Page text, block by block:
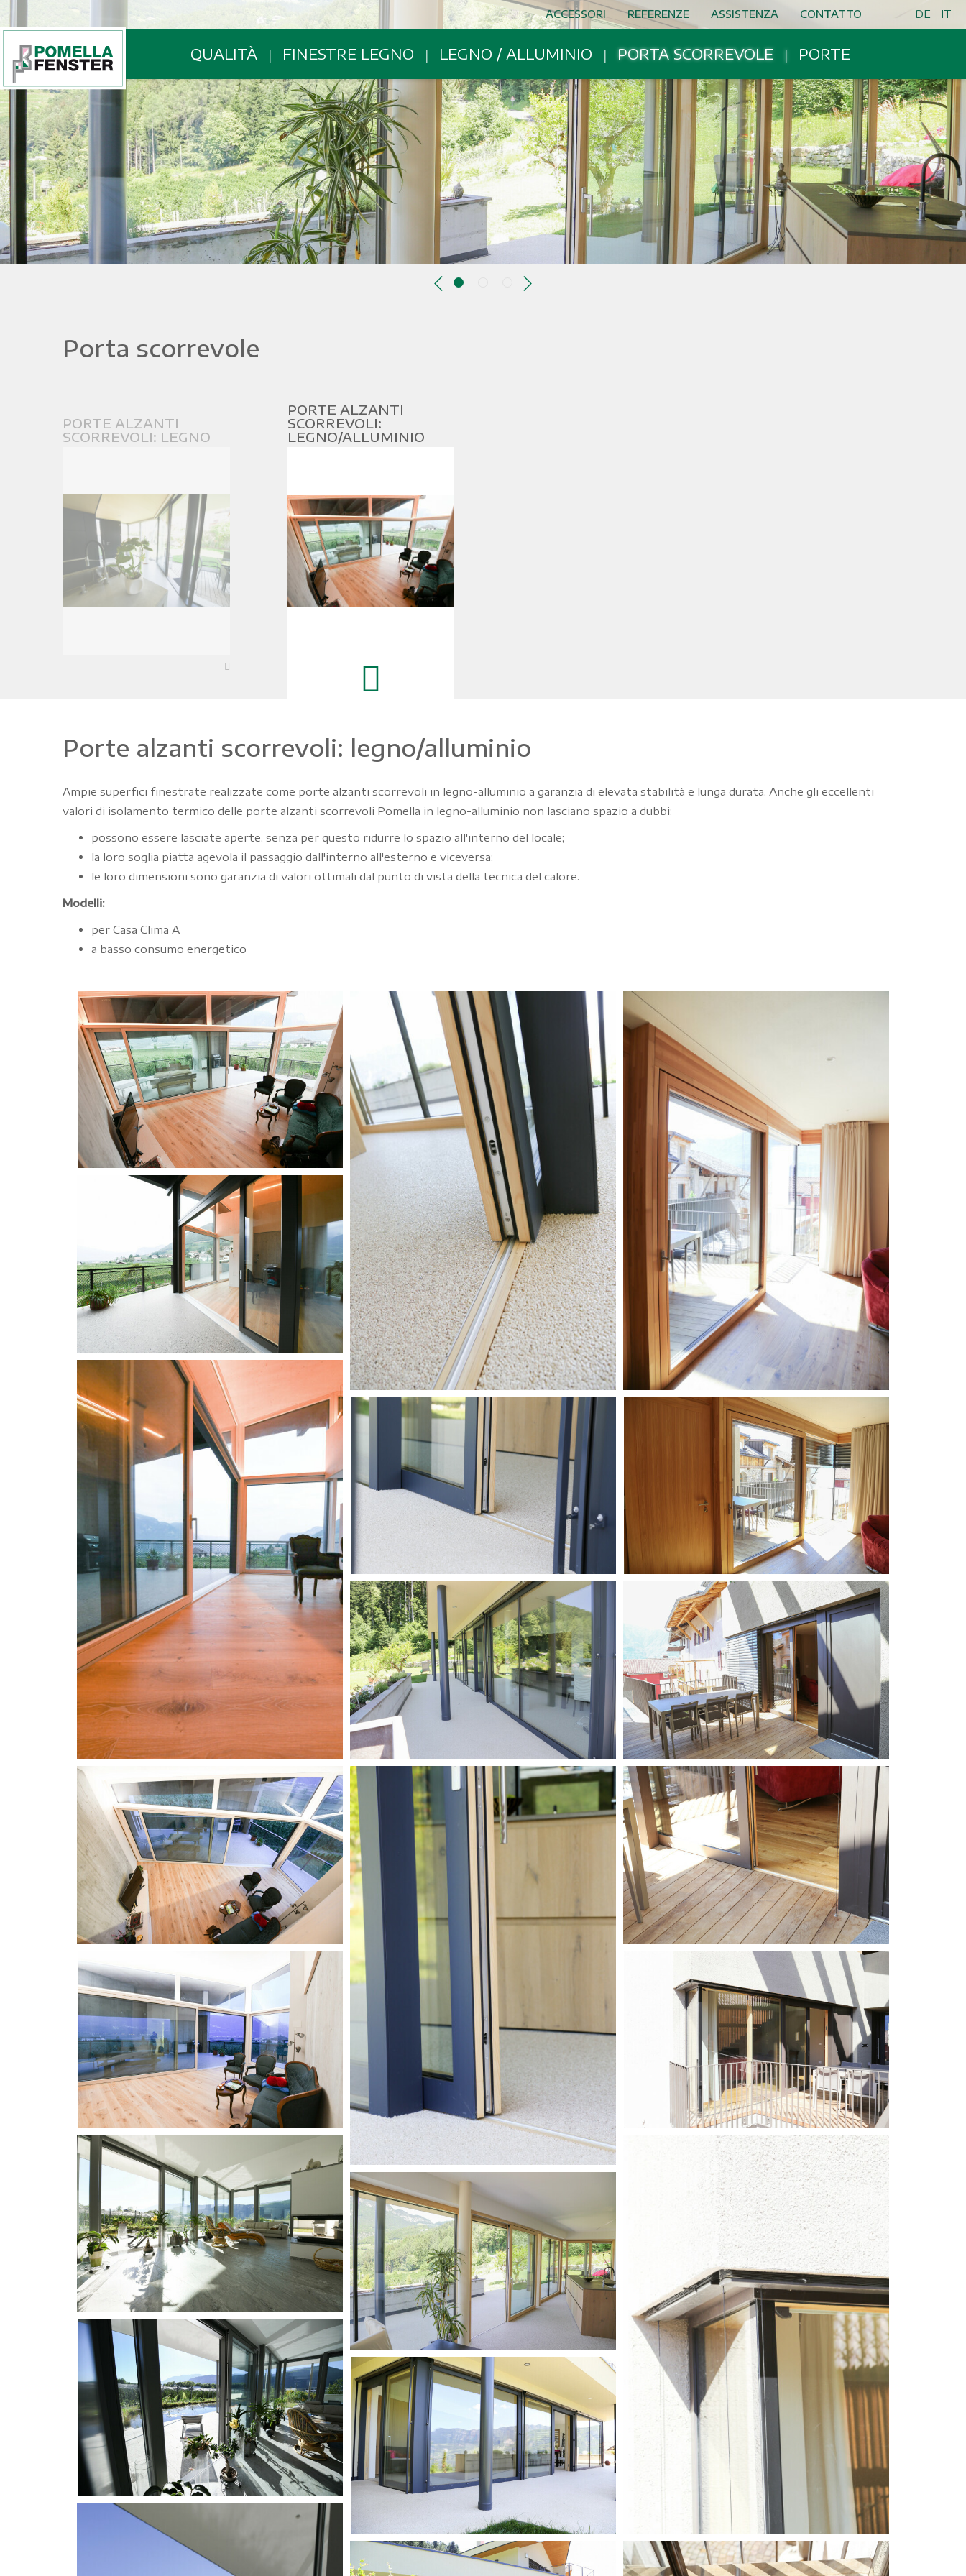
ACCESSORI REFERENZE ASSISTENZA CONTATTO DE IT
QUALITÀ FINESTRE LEGNO LEGNO / ALLUMINIO PORTA SCORREVOLE PORTE
Porta scorrevole
PORTE ALZANTI
SCORREVOLI: LEGNO
PORTE ALZANTI
SCORREVOLI:
LEGNO/ALLUMINIO
Porte alzanti scorrevoli: legno/alluminio
Ampie superfici finestrate realizzate come porte alzanti scorrevoli in legno-alluminio a garanzia di elevata stabilità e lunga durata. Anche gli eccellenti
valori di isolamento termico delle porte alzanti scorrevoli Pomella in legno-alluminio non lasciano spazio a dubbi:
possono essere lasciate aperte, senza per questo ridurre lo spazio all'interno del locale;
la loro soglia piatta agevola il passaggio dall'interno all'esterno e viceversa;
le loro dimensioni sono garanzia di valori ottimali dal punto di vista della tecnica del calore.
Modelli:
per Casa Clima A
a basso consumo energetico